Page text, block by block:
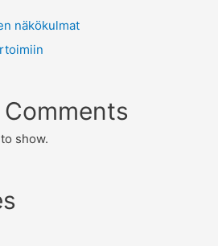
näkökulmat
show.